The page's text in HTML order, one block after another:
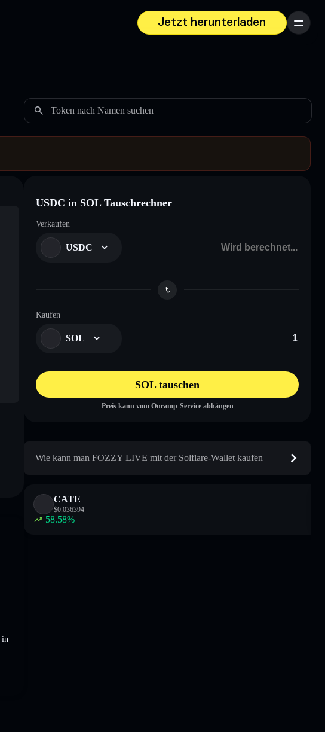
Jetzt herunterladen
Menü
Token nach Namen suchen
in
USDC in SOL Tauschrechner
Verkaufen
USDC
Kaufen
SOL
SOL tauschen
Preis kann vom Onramp-Service abhängen
Wie kann man FOZZY LIVE mit der Solflare-Wallet kaufen
CATE
$0.036394
58.58%